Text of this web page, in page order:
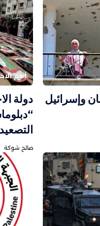
وإسرائيل
أهم
دولة
صالح شوكة